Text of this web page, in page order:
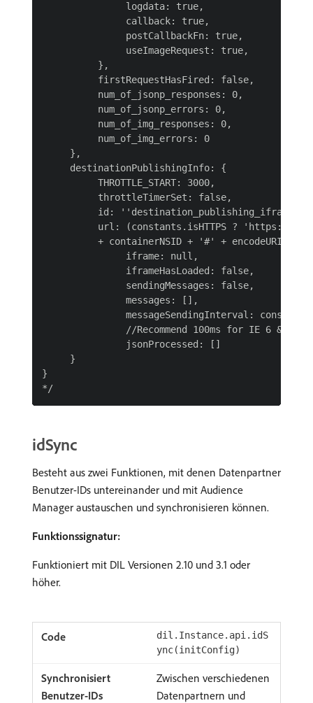
               logdata: true,
               callback: true,
               postCallbackFn: true,
               useImageRequest: true,
          },
          firstRequestHasFired: false,
          num_of_jsonp_responses: 0,
          num_of_jsonp_errors: 0,
          num_of_img_responses: 0,
          num_of_img_errors: 0
     },
     destinationPublishingInfo: {
          THROTTLE_START: 3000,
          throttleTimerSet: false,
id: ''destination_publishing_iframe_'
url: (constants.isHTTPS ? 'https://'
​+ containerNSID + '#' +
               iframe: null,
               iframeHasLoaded: false,
               sendingMessages: false,
               messages: [],
messageSendingInterval:
//Recommend 100ms for IE 6 & 7,
               jsonProcessed: []
     }
}
idSync
Besteht aus zwei Funktionen, mit denen Datenpartner
Benutzer-IDs untereinander und mit Audience
Manager austauschen und synchronisieren können.
Funktionssignatur:
Funktioniert mit DIL Versionen 2.10 und 3.1 oder
höher.
dil.Instance.api.idS
ync(initConfig)
Zwischen verschiedenen
Datenpartnern und